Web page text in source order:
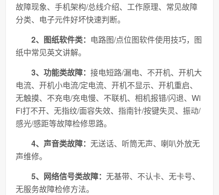
故障现象、手机架构/总线介绍、工作原理、常见故障
分类、电子元件好坏快速判断。
2、图纸软件类： 电路图/点位图软件使用技巧，图
纸中常见英文讲解。
3、功能类故障：接电短路/漏电、不开机、开机大
电流、开机小电流/定电流、开机不显示、开机重启、
无触摸、不充电/充电慢、不联机、相机报错/闪退、Wi
Fi打不开、无指纹/面容失效、指南针/按键失灵、振动/
感光/感距等故障检修思路。
4、声音类故障：无送话、听筒无声、喇叭外放无
声维修。
5、网络信号类故障：无基带、不认卡、无卡号、
无服务故障检修方法。